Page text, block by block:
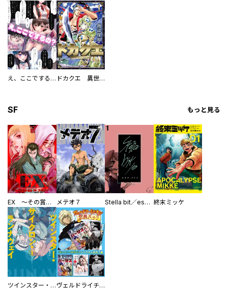
え、ここでするの？ アイドルのファンが知らない日常 ドカクエ 異世界ドカコッククエスト
SF もっと見る
EX ～その賞金稼ぎは、世界の出口を探す～【単行本版】 メテオ７ Stella bit／es【単話版】 終末ミッケ
ツインスター・サイクロン・ランナウェイ ヴェルドライチオシ聖典パック 『転スラ』ミニ画集付き シリウス人気作３選